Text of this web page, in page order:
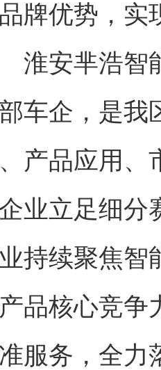
牌优势，实
淮安芈浩智
车企，是我
产品应用、
业立足细分
持续聚焦智
品核心竞争
服务，全力